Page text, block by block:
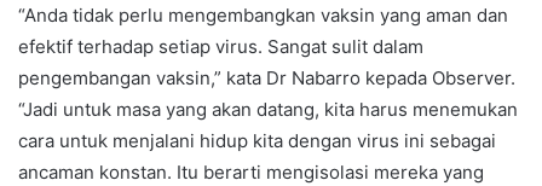
“Anda tidak perlu mengembangkan vaksin yang aman dan
efektif terhadap setiap virus. Sangat sulit dalam
pengembangan vaksin,” kata Dr Nabarro kepada Observer.
“Jadi untuk masa yang akan datang, kita harus menemukan
cara untuk menjalani hidup kita dengan virus ini sebagai
ancaman konstan. Itu berarti mengisolasi mereka yang